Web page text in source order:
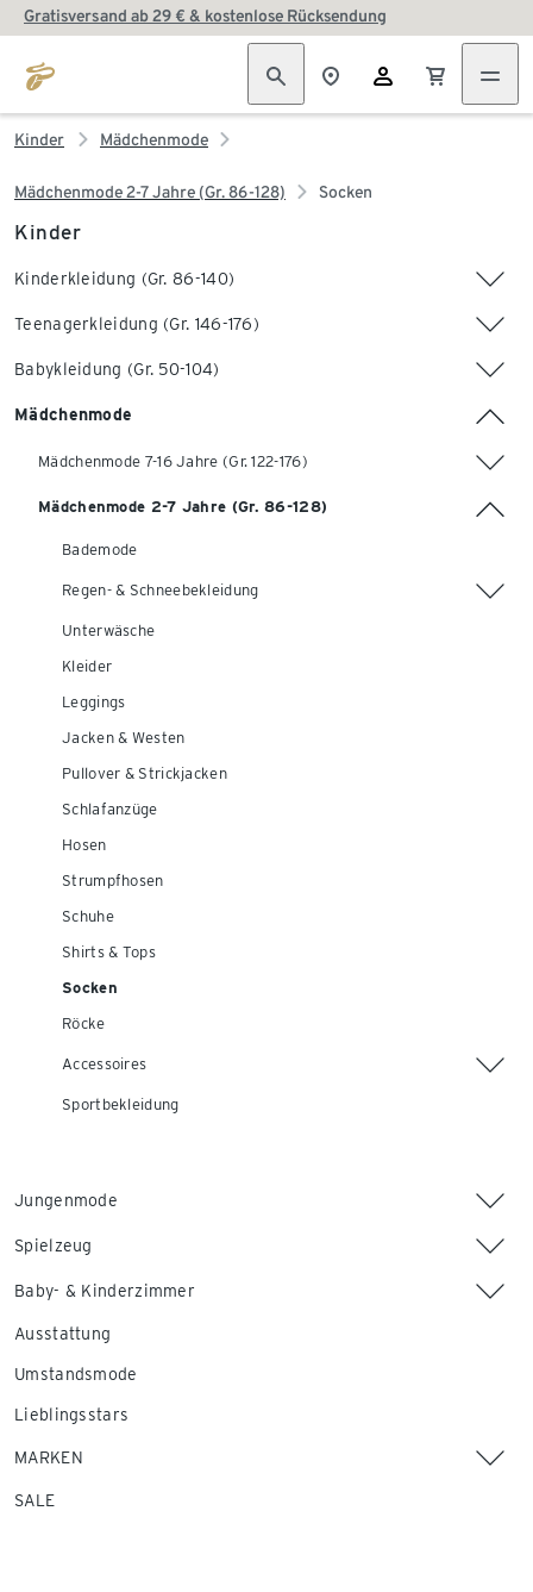
Gratisversand ab 29 € & kostenlose Rücksendung
Kinder Mädchenmode
Mädchenmode 2-7 Jahre (Gr. 86-128) Socken
Kinder
Kinderkleidung (Gr. 86-140)
Teenagerkleidung (Gr. 146-176)
Babykleidung (Gr. 50-104)
Mädchenmode
Mädchenmode 7-16 Jahre (Gr. 122-176)
Mädchenmode 2-7 Jahre (Gr. 86-128)
Bademode
Regen- & Schneebekleidung
Unterwäsche
Kleider
Leggings
Jacken & Westen
Pullover & Strickjacken
Schlafanzüge
Hosen
Strumpfhosen
Schuhe
Shirts & Tops
Socken
Röcke
Accessoires
Sportbekleidung
Jungenmode
Spielzeug
Baby- & Kinderzimmer
Ausstattung
Umstandsmode
Lieblingsstars
MARKEN
SALE